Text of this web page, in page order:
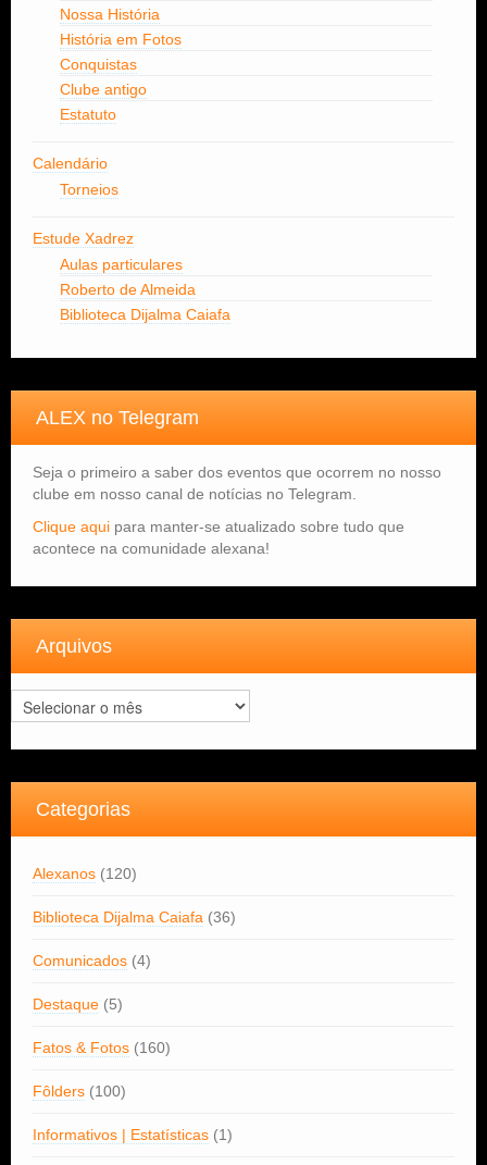
Nossa História
História em Fotos
Conquistas
Clube antigo
Estatuto
Calendário
Torneios
Estude Xadrez
Aulas particulares
Roberto de Almeida
Biblioteca Dijalma Caiafa
ALEX no Telegram
Seja o primeiro a saber dos eventos que ocorrem no nosso
clube em nosso canal de notícias no Telegram.
Clique aqui para manter-se atualizado sobre tudo que
acontece na comunidade alexana!
Arquivos
Arquivos
Categorias
Alexanos (120)
Biblioteca Dijalma Caiafa (36)
Comunicados (4)
Destaque (5)
Fatos & Fotos (160)
Fôlders (100)
Informativos | Estatísticas (1)